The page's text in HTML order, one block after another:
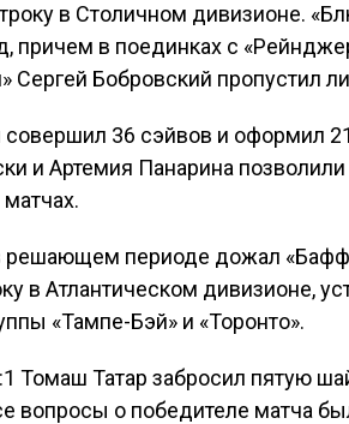
в Столичном дивизионе.
причем в поединках с
Сергей Бобровский пропустил
совершил 36 сэйвов и оформил
и Артемия Панарина
решающем периоде дожал
в Атлантическом дивизионе,
«Тампе-Бэй» и «Торонто».
Томаш Татар забросил пятую
вопросы о победителе матча